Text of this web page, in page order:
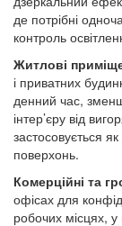
де потрібні
контроль
Житлові
і приватних
денний час,
інтер’єру від
застосовується
поверхонь.
Комерційні та
офісах для
робочих місцях,